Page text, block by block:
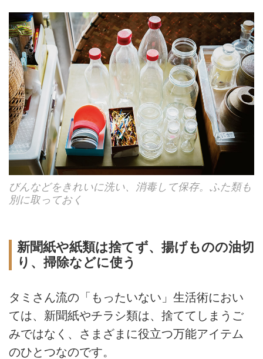
びんなどをきれいに洗い、消毒して保存。ふた類も
別に取っておく
新聞紙や紙類は捨てず、揚げものの油切
り、掃除などに使う
タミさん流の「もったいない」生活術におい
ては、新聞紙やチラシ類は、捨ててしまうご
みではなく、さまざまに役立つ万能アイテム
のひとつなのです。